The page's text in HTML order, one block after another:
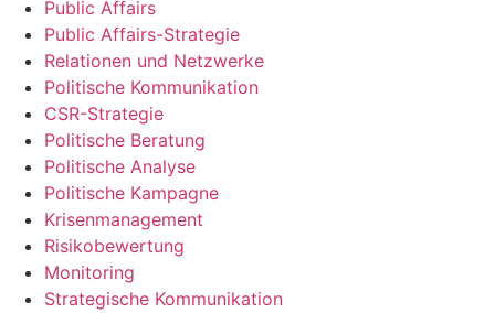
Public Affairs
Public Affairs-Strategie
Relationen und Netzwerke
Politische Kommunikation
CSR-Strategie
Politische Beratung
Politische Analyse
Politische Kampagne
Krisenmanagement
Risikobewertung
Monitoring
Strategische Kommunikation